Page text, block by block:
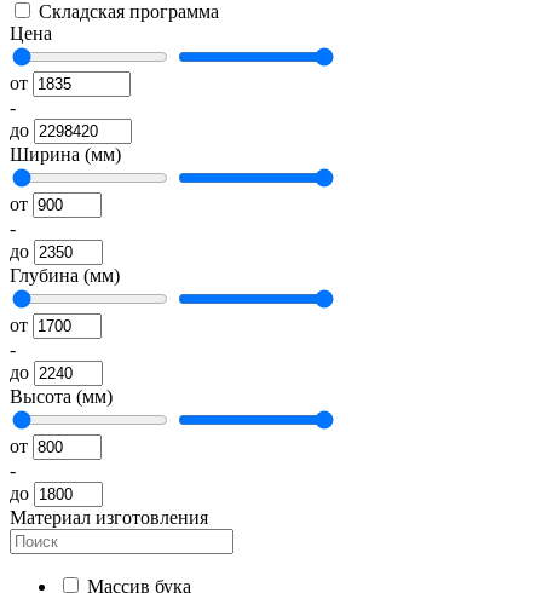
Складская программа
Цена
от
-
до
Ширина (мм)
от
-
до
Глубина (мм)
от
-
до
Высота (мм)
от
-
до
Материал изготовления
Массив бука